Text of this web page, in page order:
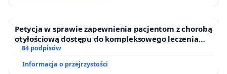
Petycja w sprawie zapewnienia pacjentom z chorobą
otyłościową dostępu do kompleksowego leczenia
oraz programów profilaktycznych.
84 podpisów
Informacja o przejrzystości